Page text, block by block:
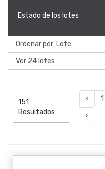
Estado de los lotes
151
Resultados
‹ 1
›